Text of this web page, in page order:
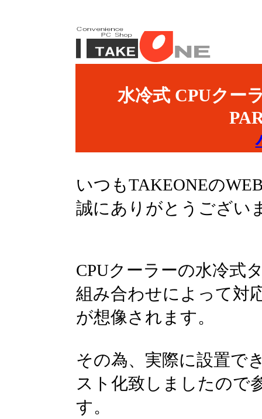
水冷式 CPUクー
いつもTAKEONEの
誠にありがとうござい
CPUクーラーの水冷式
組み合わせによって対
が想像されます。
その為、実際に設置で
スト化致しましたので
す。